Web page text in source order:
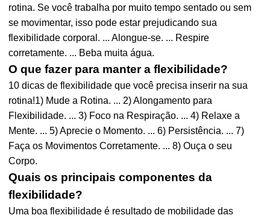
rotina. Se você trabalha por muito tempo sentado ou sem
se movimentar, isso pode estar prejudicando sua
flexibilidade corporal. ... Alongue-se. ... Respire
corretamente. ... Beba muita água.
O que fazer para manter a flexibilidade?
10 dicas de flexibilidade que você precisa inserir na sua
rotina!1) Mude a Rotina. ... 2) Alongamento para
Flexibilidade. ... 3) Foco na Respiração. ... 4) Relaxe a
Mente. ... 5) Aprecie o Momento. ... 6) Persistência. ... 7)
Faça os Movimentos Corretamente. ... 8) Ouça o seu
Corpo.
Quais os principais componentes da
flexibilidade?
Uma boa flexibilidade é resultado de mobilidade das